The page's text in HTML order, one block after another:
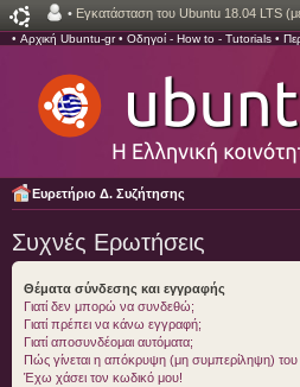
• Εγκατάσταση του Ubuntu 18.04 LTS
• Αρχική Ubuntu-gr• Οδηγοί - How to - Tutorials •
Ευρετήριο Δ. Συζήτησης
Συχνές Ερωτήσεις
Θέματα σύνδεσης και εγγραφής
Γιατί δεν μπορώ να συνδεθώ;
Γιατί πρέπει να κάνω εγγραφή;
Γιατί αποσυνδέομαι αυτόματα;
Πώς γίνεται η απόκρυψη (μη συμπερίληψη)
Έχω χάσει τον κωδικό μου!